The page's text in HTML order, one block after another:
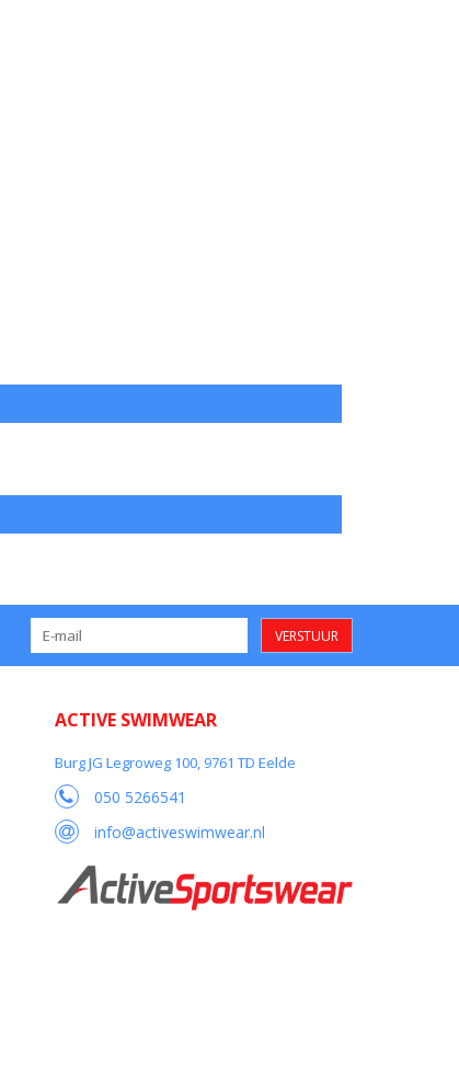
VERSTUUR
ACTIVE SWIMWEAR
Burg JG Legroweg 100, 9761 TD Eelde
050 5266541
info@activeswimwear.nl